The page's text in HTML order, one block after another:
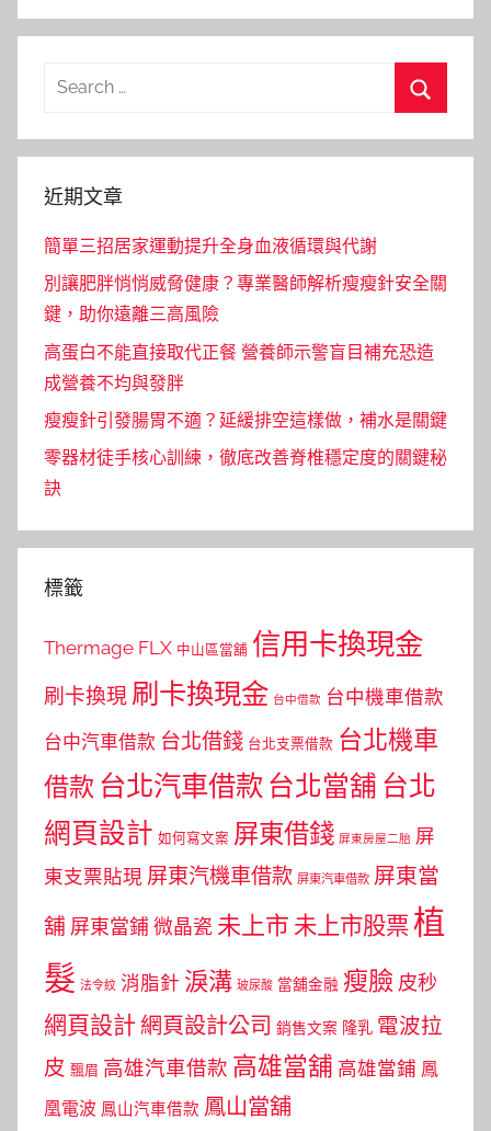
Search
近期文章
簡單三招居家運動提升全身血液循環與代謝
別讓肥胖悄悄威脅健康？專業醫師解析瘦瘦針安全關
鍵，助你遠離三高風險
高蛋白不能直接取代正餐 營養師示警盲目補充恐造
成營養不均與發胖
瘦瘦針引發腸胃不適？延緩排空這樣做，補水是關鍵
零器材徒手核心訓練，徹底改善脊椎穩定度的關鍵秘
訣
標籤
Thermage FLX 中山區當舖 信用卡換現金
刷卡換現 刷卡換現金 台中借款 台中機車借款
台中汽車借款 台北借錢 台北支票借款 台北機車
借款 台北汽車借款 台北當舖 台北
網頁設計 如何寫文案 屏東借錢 屏東房屋二胎 屏
東支票貼現 屏東汽機車借款 屏東汽車借款 屏東當
舖 屏東當鋪 微晶瓷 未上市 未上市股票植
髮 法令紋 消脂針 淚溝 玻尿酸 當舖金融 瘦臉 皮秒
網頁設計 網頁設計公司 銷售文案 隆乳 電波拉
皮 飄眉 高雄汽車借款 高雄當舖 高雄當鋪 鳳
凰電波 鳳山汽車借款 鳳山當舖